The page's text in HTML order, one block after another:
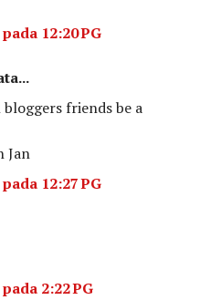
12:20 PG
bloggers friends be a
Jan
12:27 PG
2:22 PG